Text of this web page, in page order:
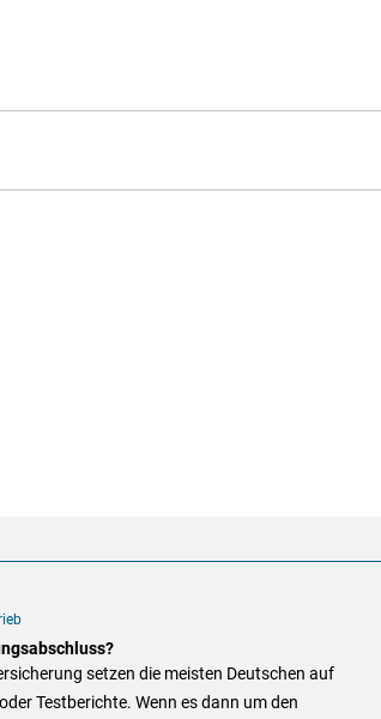
setzen die meisten Deutschen auf
Testberichte. Wenn es dann um den